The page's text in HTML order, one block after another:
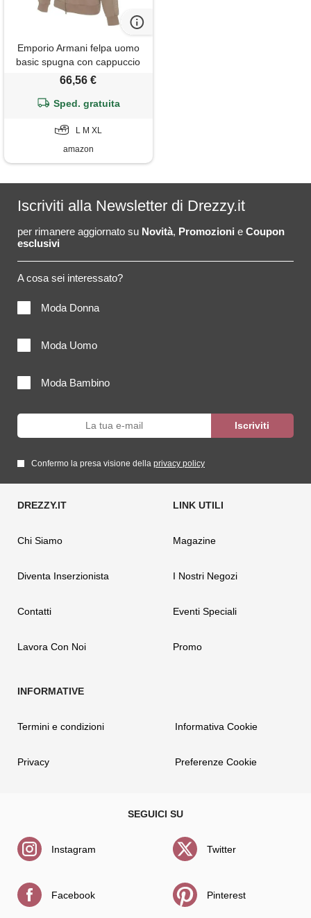
Emporio Armani felpa uomo
basic spugna con cappuccio
zip tutta marrone m, marrone,
66,56 €
Sped. gratuita
L M XL
amazon
Iscriviti alla Newsletter di Drezzy.it
per rimanere aggiornato su Novità, Promozioni e Coupon
esclusivi
A cosa sei interessato?
Moda Donna
Moda Uomo
Moda Bambino
Confermo la presa visione della privacy policy
Chi Siamo
Diventa Inserzionista
Contatti
Lavora Con Noi
Magazine
I Nostri Negozi
Eventi Speciali
Promo
Termini e condizioni
Privacy
Informativa Cookie
Preferenze Cookie
Instagram
Facebook
Twitter
Pinterest